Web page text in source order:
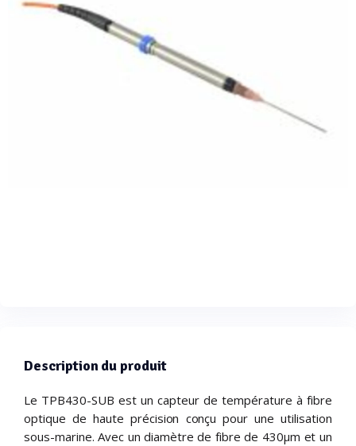
Description du produit
Le TPB430-SUB est un capteur de température à fibre
optique de haute précision conçu pour une utilisation
sous-marine. Avec un diamètre de fibre de 430µm et un